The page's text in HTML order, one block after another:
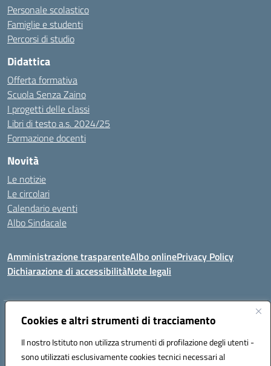
Cookies e altri strumenti di tracciamento
Il nostro Istituto non utilizza strumenti di profilazione degli utenti -
sono utilizzati esclusivamente cookies tecnici necessari al
Personale scolastico
Famiglie e studenti
Percorsi di studio
Didattica
Offerta formativa
Scuola Senza Zaino
I progetti delle classi
Libri di testo a.s. 2024/25
Formazione docenti
Novità
Le notizie
Le circolari
Calendario eventi
Albo Sindacale
Amministrazione trasparenteAlbo onlinePrivacy Policy
Dichiarazione di accessibilitàNote legali
Indirizzo:Via Felice Cavallotti, 15 -84020 - Oliveto Citra
Posta elettronica certificata (PEC):saic81300d@pec.istruzione.it